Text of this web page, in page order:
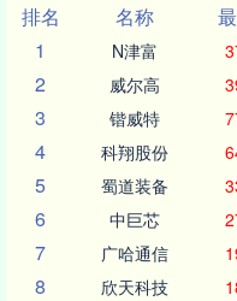
排名
名称
1
N津富
2 威尔高
3 锴威特
4 科翔股份
5 蜀道装备
6 中巨芯
7 广哈通信
8 欣天科技